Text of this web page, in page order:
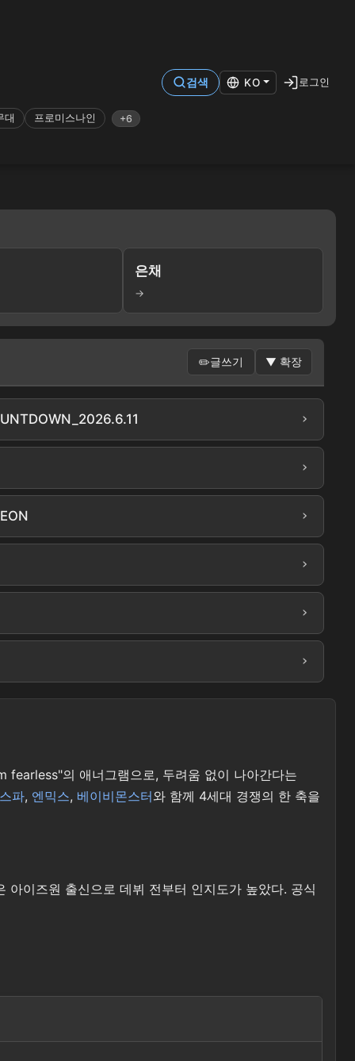
대 프로미스나인 +6
검색 KO 로그인
은채
→
✏️글쓰기 ▼ 확장
›
›
›
›
›
›
fearless"의 애너그램으로, 두려움 없이 나아간다는
파, 엔믹스, 베이비몬스터와 함께 4세대 경쟁의 한 축을
이즈원 출신으로 데뷔 전부터 인지도가 높았다. 공식